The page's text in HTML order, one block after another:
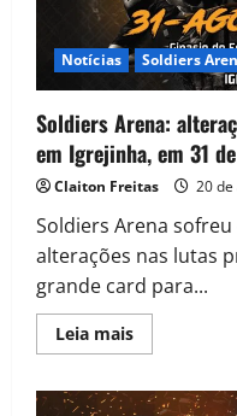
Notícias Soldiers
Soldiers Arena:
em Igrejinha, em 31
Claiton Freitas 20
Soldiers Arena
alterações nas lutas
grande card para...
Leia mais